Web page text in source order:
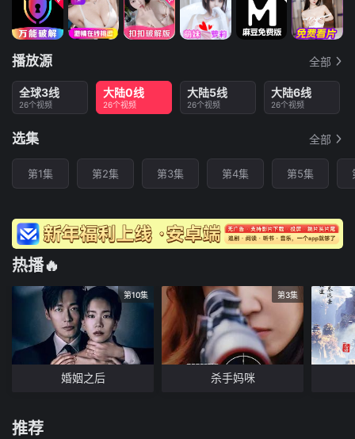
播放源 全部
全球3线
26个视频
大陆0线
26个视频
大陆5线
26个视频
大陆6线
26个视频
选集 全部
第1集 第2集 第3集 第4集 第5集
热播🔥
第10集
婚姻之后
第3集
杀手妈咪
推荐